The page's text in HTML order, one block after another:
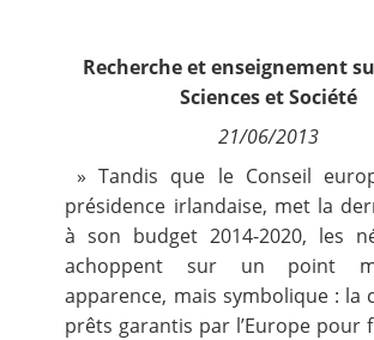
ContactRecherche et enseignement
Sciences et Société
21/06/2013
» Tandis que le Conseil
présidence irlandaise, met la
à son budget 2014-2020, les
achoppent sur un point
apparence, mais symbolique : la
prêts garantis par l’Europe pour